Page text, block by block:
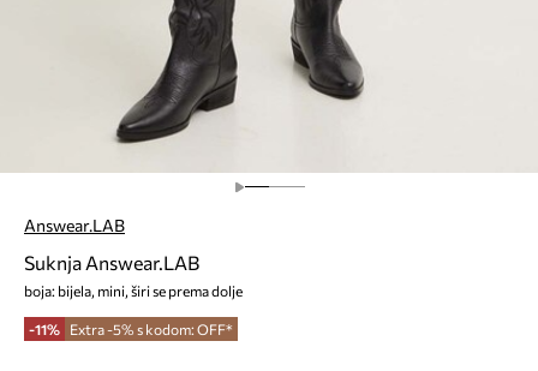
Answear.LAB
Suknja Answear.LAB
boja: bijela, mini, širi se prema dolje
-11% Extra -5% s kodom: OFF*